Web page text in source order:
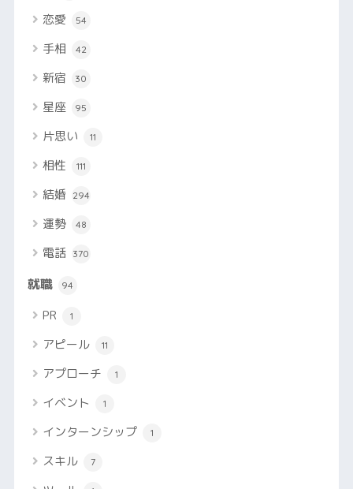
恋愛 54
手相 42
新宿 30
星座 95
片思い 11
相性 111
結婚 294
運勢 48
電話 370
就職 94
PR 1
アピール 11
アプローチ 1
イベント 1
インターンシップ 1
スキル 7